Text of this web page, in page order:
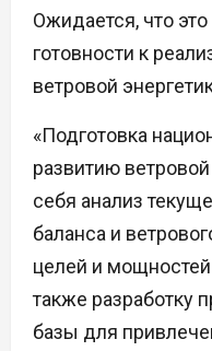
Ожидается, что
готовности к
ветровой
«Подготовка
развитию
себя анализ
баланса и
целей и мощностей
также разработку
базы для